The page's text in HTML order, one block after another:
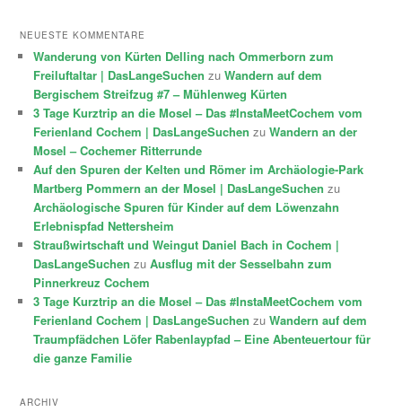
NEUESTE KOMMENTARE
Wanderung von Kürten Delling nach Ommerborn zum
Freiluftaltar | DasLangeSuchen zuWandern auf dem
Bergischem Streifzug #7 – Mühlenweg Kürten
3 Tage Kurztrip an die Mosel – Das #InstaMeetCochem vom
Ferienland Cochem | DasLangeSuchen zuWandern an der
Mosel – Cochemer Ritterrunde
Auf den Spuren der Kelten und Römer im Archäologie-Park
Martberg Pommern an der Mosel | DasLangeSuchen zu
Archäologische Spuren für Kinder auf dem Löwenzahn
Erlebnispfad Nettersheim
Straußwirtschaft und Weingut Daniel Bach in Cochem |
DasLangeSuchen zuAusflug mit der Sesselbahn zum
Pinnerkreuz Cochem
3 Tage Kurztrip an die Mosel – Das #InstaMeetCochem vom
Ferienland Cochem | DasLangeSuchen zuWandern auf dem
Traumpfädchen Löfer Rabenlaypfad – Eine Abenteuertour für
die ganze Familie
ARCHIV